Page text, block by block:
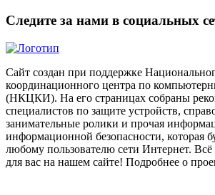
Следите за нами в социальных
Сайт создан при поддержке
координационного центра по
(НКЦКИ). На его страницах собраны
специалистов по защите устройств,
занимательные ролики и прочая
информационной безопасности, которая
любому пользователю сети Интернет. Всё
для вас на нашем сайте! Подробнее о